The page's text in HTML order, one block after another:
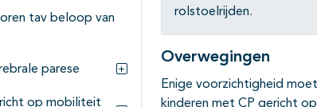
tav beloop van
parese
Subpagina's open- en
op mobiliteit
rolstoelrijden.
Overwegingen
Enige voorzichtigheid
kinderen met CP gericht